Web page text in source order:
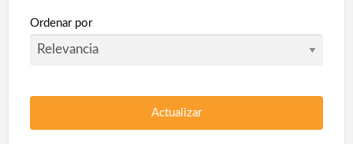
Collarines Intumescentes
Pladur
Ordenar por